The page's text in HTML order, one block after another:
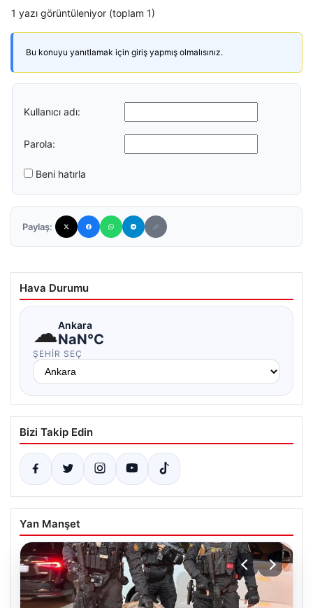
1 yazı görüntüleniyor (toplam 1)
Bu konuyu yanıtlamak için giriş yapmış olmalısınız.
Kullanıcı adı:
Parola:
Beni hatırla
Paylaş:
Hava Durumu
☁Ankara
NaN°C
ŞEHIR SEÇ
Bizi Takip Edin
Yan Manşet